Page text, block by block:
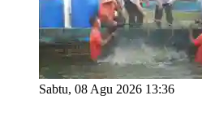
Sabtu, 08 Agu 2026 13:36